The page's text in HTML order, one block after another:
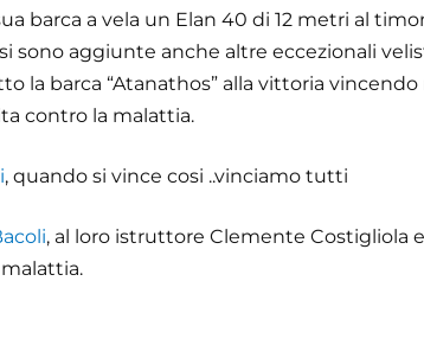
barca a vela un Elan 40 di 12 metri al
sono aggiunte anche altre eccezionali
la barca “Atanathos” alla vittoria vincendo
contro la malattia.
, quando si vince cosi ..vinciamo tutti
, al loro istruttore Clemente Costigliola